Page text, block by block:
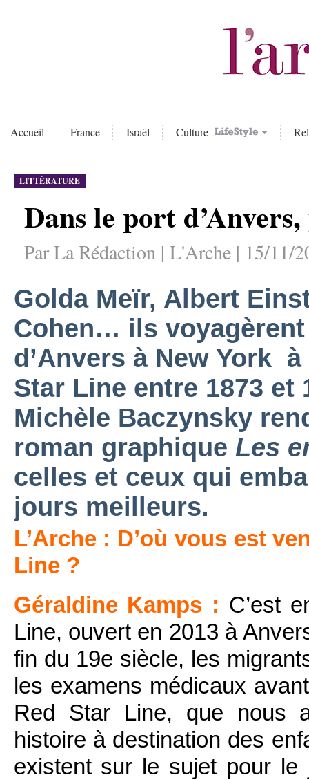
Accueil France Israël Culture
LITTÉRATURE
Dans le port
Par La Rédaction | L'Arche | 15/11/
Golda Meïr, Albert
Cohen… ils voyagèrent
d’Anvers à New York
Star Line entre 1873 et
Michèle Baczynsky
roman graphique Les
celles et ceux qui
jours meilleurs.
L’Arche : D’où vous est
Line ?
Géraldine Kamps : C’est
Line, ouvert en 2013 à
fin du 19e siècle, les
les examens médicaux
Red Star Line, que nous
histoire à destination des
existent sur le sujet pour